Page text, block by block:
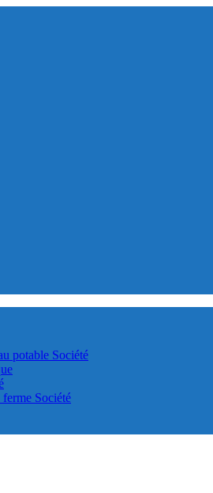
potable Société
ferme Société